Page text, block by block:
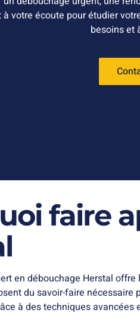
votre écoute pour étudier
besoins et
faire
en débouchage Herstal
du savoir-faire
à des techniques